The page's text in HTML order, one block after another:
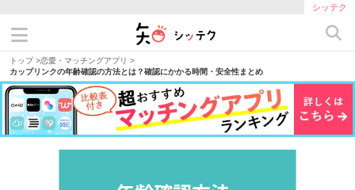
シッテク
トップ>恋愛・マッチングアプリ >
カップリンクの年齢確認の方法とは？確認にかかる時間・安全性まとめ